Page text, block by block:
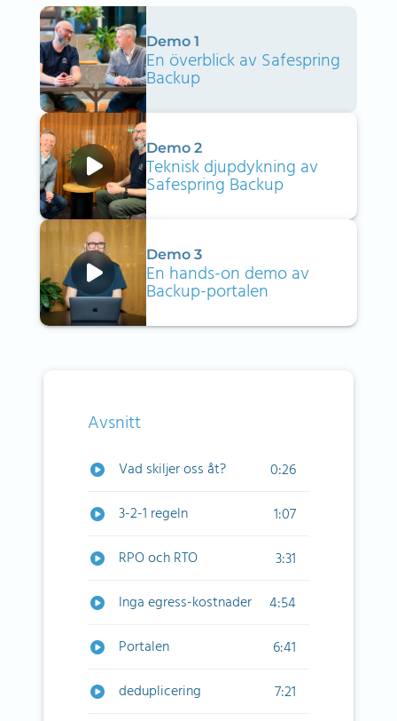
Demo 1
En överblick av Safespring
Backup
Demo 2
Teknisk djupdykning av
Safespring Backup
Demo 3
En hands-on demo av
Backup-portalen
Avsnitt
Vad skiljer oss åt?
0:26
3-2-1 regeln
1:07
RPO och RTO
3:31
Inga egress-kostnader
4:54
Portalen
6:41
deduplicering
7:21